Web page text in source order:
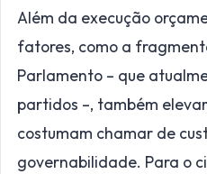
Além da execução
fatores, como a
Parlamento – que
partidos –, também
costumam chamar de
governabilidade. Para o